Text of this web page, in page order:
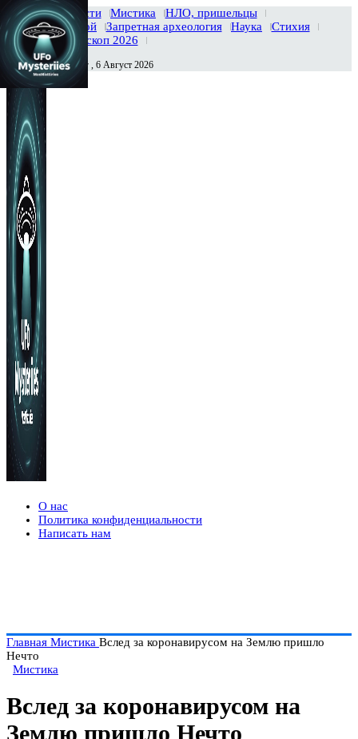
Главная Новости Мистика
НЛО, пришельцы
Тайны вселенной
Запретная археология Наука
Стихия
История
Гороскоп 2026
Сегодня Четверг , 6 Август 2026
О нас
Политика конфиденциальности
Написать нам
Главная Мистика Вслед за коронавирусом на Землю пришло
Нечто
Мистика
Вслед за коронавирусом на
Землю пришло Нечто